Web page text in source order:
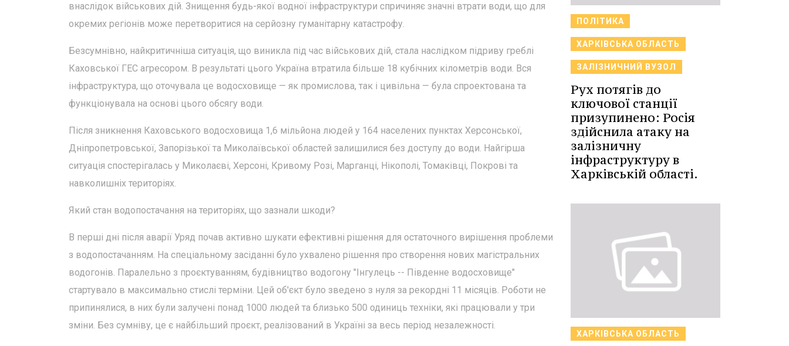
внаслідок військових дій. Знищення будь-якої водної інфраструктури спричиняє значні втрати води, що для
окремих регіонів може перетворитися на серйозну гуманітарну катастрофу.
Безсумнівно, найкритичніша ситуація, що виникла під час військових дій, стала наслідком підриву греблі
Каховської ГЕС агресором. В результаті цього Україна втратила більше 18 кубічних кілометрів води. Вся
інфраструктура, що оточувала це водосховище — як промислова, так і цивільна — була спроектована та
функціонувала на основі цього обсягу води.
Після зникнення Каховського водосховища 1,6 мільйона людей у 164 населених пунктах Херсонської,
Дніпропетровської, Запорізької та Миколаївської областей залишилися без доступу до води. Найгірша
ситуація спостерігалась у Миколаєві, Херсоні, Кривому Розі, Марганці, Нікополі, Томаківці, Покрові та
навколишніх територіях.
Який стан водопостачання на територіях, що зазнали шкоди?
В перші дні після аварії Уряд почав активно шукати ефективні рішення для остаточного вирішення проблеми
з водопостачанням. На спеціальному засіданні було ухвалено рішення про створення нових магістральних
водогонів. Паралельно з проєктуванням, будівництво водогону "Інгулець -- Південне водосховище"
стартувало в максимально стислі терміни. Цей об'єкт було зведено з нуля за рекордні 11 місяців. Роботи не
припинялися, в них були залучені понад 1000 людей та близько 500 одиниць техніки, які працювали у три
зміни. Без сумніву, це є найбільший проєкт, реалізований в Україні за весь період незалежності.
ПОЛІТИКА
ХАРКІВСЬКА ОБЛАСТЬ
ЗАЛІЗНИЧНИЙ ВУЗОЛ
Рух потягів до
ключової станції
призупинено: Росія
здійснила атаку на
залізничну
інфраструктуру в
Харківській області.
ХАРКІВСЬКА ОБЛАСТЬ